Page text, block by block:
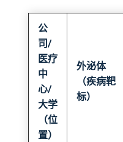
公
司/
医疗
中
心/
大学
（位
置）
外泌体
（疾病靶
标）